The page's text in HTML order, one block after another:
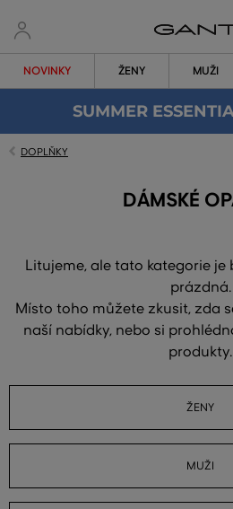
NOVINKY ŽENY MUŽI
SUMMER
DOPLŇKY
DÁMSKÉ
Litujeme, ale tato kategorie
prázdná.
Místo toho můžete zkusit, zda
naší nabídky, nebo si
produkty.
ŽENY
MUŽI